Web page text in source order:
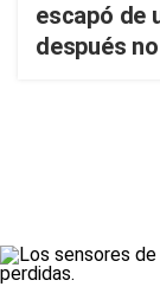
escapó de
después